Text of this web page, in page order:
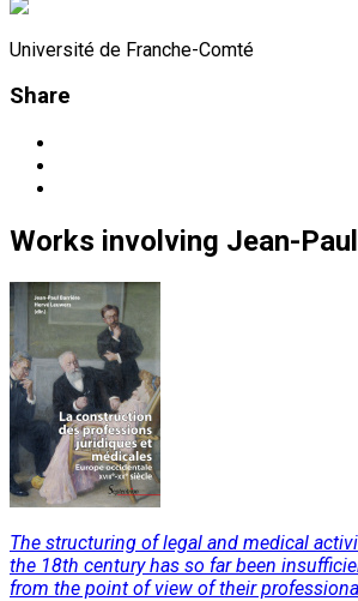
Université de Franche-Comté
Share
Works involving Jean-
The structuring of legal and medical
the 18th century has so far been
from the point of view of their